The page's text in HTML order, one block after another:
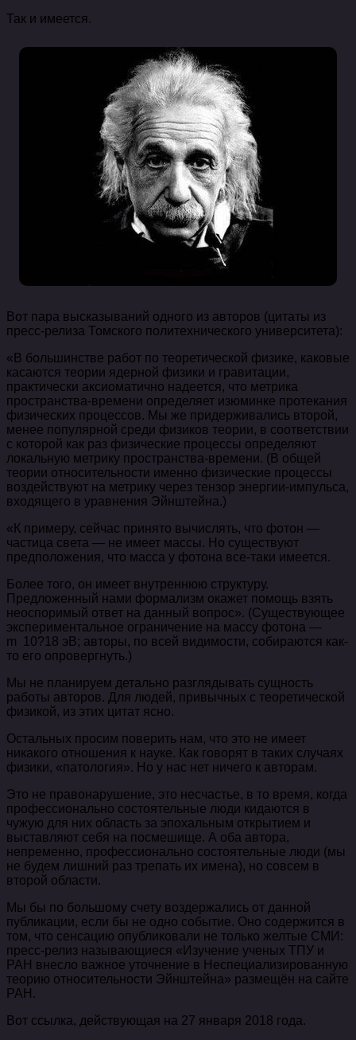
Так и имеется.
Вот пара высказываний одного из авторов (цитаты из
пресс-релиза Томского политехнического университета):
«В большинстве работ по теоретической физике, каковые
касаются теории ядерной физики и гравитации,
практически аксиоматично надеется, что метрика
пространства-времени определяет изюминке протекания
физических процессов. Мы же придерживались второй,
менее популярной среди физиков теории, в соответствии
с которой как раз физические процессы определяют
локальную метрику пространства-времени. (В общей
теории относительности именно физические процессы
воздействуют на метрику через тензор энергии-импульса,
входящего в уравнения Эйнштейна.)
«К примеру, сейчас принято вычислять, что фотон —
частица света — не имеет массы. Но существуют
предположения, что масса у фотона все-таки имеется.
Более того, он имеет внутреннюю структуру.
Предложенный нами формализм окажет помощь взять
неоспоримый ответ на данный вопрос». (Существующее
экспериментальное ограничение на массу фотона —
m 10?18 эВ; авторы, по всей видимости, собираются как-
то его опровергнуть.)
Мы не планируем детально разглядывать сущность
работы авторов. Для людей, привычных с теоретической
физикой, из этих цитат ясно.
Остальных просим поверить нам, что это не имеет
никакого отношения к науке. Как говорят в таких случаях
физики, «патология». Но у нас нет ничего к авторам.
Это не правонарушение, это несчастье, в то время, когда
профессионально состоятельные люди кидаются в
чужую для них область за эпохальным открытием и
выставляют себя на посмешище. А оба автора,
непременно, профессионально состоятельные люди (мы
не будем лишний раз трепать их имена), но совсем в
второй области.
Мы бы по большому счету воздержались от данной
публикации, если бы не одно событие. Оно содержится в
том, что сенсацию опубликовали не только желтые СМИ:
пресс-релиз называющиеся «Изучение ученых ТПУ и
РАН внесло важное уточнение в Неспециализированную
теорию относительности Эйнштейна» размещён на сайте
РАН.
Вот ссылка, действующая на 27 января 2018 года.